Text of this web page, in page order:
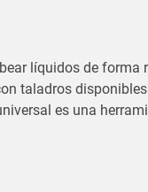
líquidos de forma
taladros
es una